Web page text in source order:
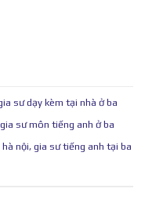
sư dạy kèm tại nhà ở ba
gia sư môn tiếng anh ở ba
nội, gia sư tiếng anh tại ba